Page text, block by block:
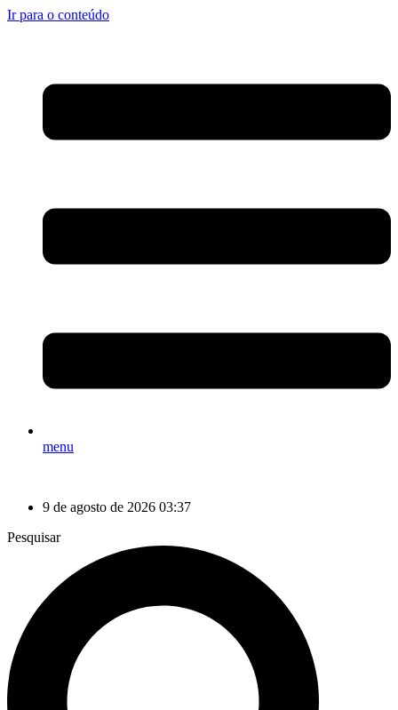
Ir para o conteúdo
menu
9 de agosto de 2026 03:37
Pesquisar